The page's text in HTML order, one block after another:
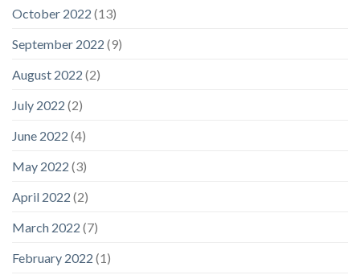
October 2022 (13)
September 2022 (9)
August 2022 (2)
July 2022 (2)
June 2022 (4)
May 2022 (3)
April 2022 (2)
March 2022 (7)
February 2022 (1)